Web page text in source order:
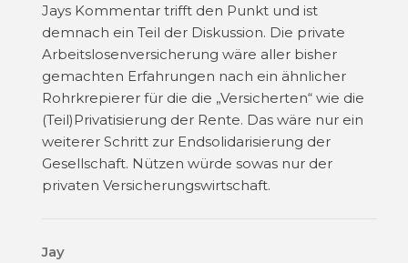
Jays Kommentar trifft den Punkt und ist
demnach ein Teil der Diskussion. Die private
Arbeitslosenversicherung wäre aller bisher
gemachten Erfahrungen nach ein ähnlicher
Rohrkrepierer für die die „Versicherten“ wie die
(Teil)Privatisierung der Rente. Das wäre nur ein
weiterer Schritt zur Endsolidarisierung der
Gesellschaft. Nützen würde sowas nur der
privaten Versicherungswirtschaft.
Jay